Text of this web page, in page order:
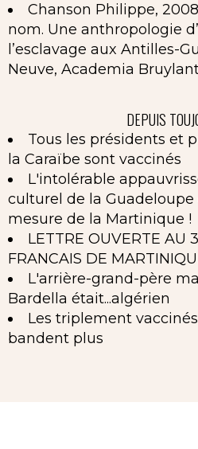
Chanson Philippe,
nom. Une anthropologie
l’esclavage aux Antilles-
Neuve, Academia
DEPUIS
Tous les présidents et
la Caraïbe sont vaccinés
L'intolérable
culturel de la
mesure de la Martinique !
LETTRE OUVERTE AU
FRANCAIS DE
L'arrière-grand-père
Bardella était...algérien
Les triplement
bandent plus